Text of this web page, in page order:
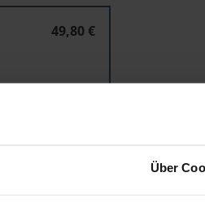
Über
49,80 €